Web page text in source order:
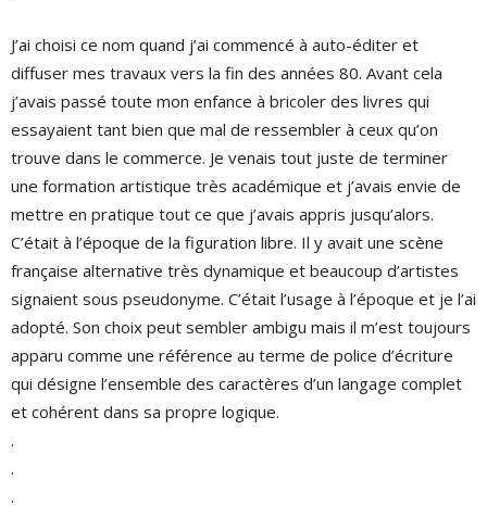
J’ai choisi ce nom quand j’ai commencé à auto-éditer et
diffuser mes travaux vers la fin des années 80. Avant cela
j’avais passé toute mon enfance à bricoler des livres qui
essayaient tant bien que mal de ressembler à ceux qu’on
trouve dans le commerce. Je venais tout juste de terminer
une formation artistique très académique et j’avais envie de
mettre en pratique tout ce que j’avais appris jusqu’alors.
C’était à l’époque de la figuration libre. Il y avait une scène
française alternative très dynamique et beaucoup d’artistes
signaient sous pseudonyme. C’était l’usage à l’époque et je l’ai
adopté. Son choix peut sembler ambigu mais il m’est toujours
apparu comme une référence au terme de police d’écriture
qui désigne l’ensemble des caractères d’un langage complet
et cohérent dans sa propre logique.
.
.
.